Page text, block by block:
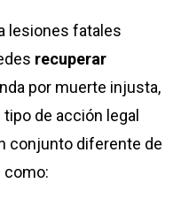
lesiones fatales
recuperar
por muerte injusta,
tipo de acción legal
conjunto diferente de
como: